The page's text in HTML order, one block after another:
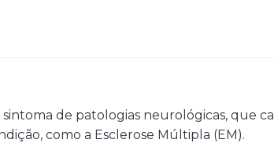
de patologias neurológicas, que
como a Esclerose Múltipla (EM).